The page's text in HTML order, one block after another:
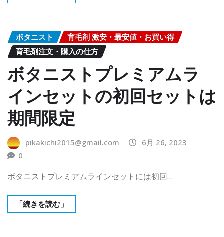
ボタニスト
育毛剤 激安・最安値・お買い得
育毛剤注文・購入の仕方
ボタニストプレミアムラ
インセットの初回セットは
期間限定
pikakichi2015@gmail.com
6月 26, 2023
0
ボタニストプレミアムラインセットには初回…
「続きを読む」